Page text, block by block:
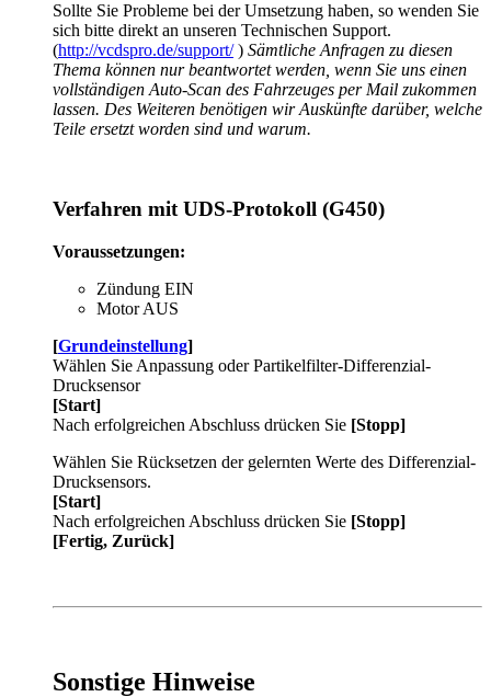
Sollte Sie Probleme bei der Umsetzung haben, so wenden Sie
sich bitte direkt an unseren Technischen Support.
(http://vcdspro.de/support/) Sämtliche Anfragen zu diesen
Thema können nur beantwortet werden, wenn Sie uns einen
vollständigen Auto-Scan des Fahrzeuges per Mail zukommen
lassen. Des Weiteren benötigen wir Auskünfte darüber, welche
Teile ersetzt worden sind und warum.
Verfahren mit UDS-Protokoll (G450)
Voraussetzungen:
Zündung EIN
Motor AUS
[Grundeinstellung]
Wählen Sie Anpassung oder Partikelfilter-Differenzial-
Drucksensor
[Start]
Nach erfolgreichen Abschluss drücken Sie [Stopp]
Wählen Sie Rücksetzen der gelernten Werte des Differenzial-
Drucksensors.
[Start]
Nach erfolgreichen Abschluss drücken Sie [Stopp]
[Fertig, Zurück]
Sonstige Hinweise